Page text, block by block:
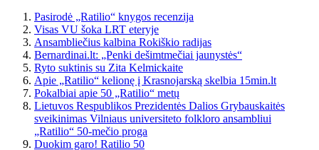
Pasirodė „Ratilio“ knygos recenzija
Visas VU šoka LRT eteryje
Ansambliečius kalbina Rokiškio radijas
Bernardinai.lt: „Penki dešimtmečiai jaunystės“
Ryto suktinis su Zita Kelmickaite
Apie „Ratilio“ kelionę į Krasnojarską skelbia 15min.lt
Pokalbiai apie 50 „Ratilio“ metų
Lietuvos Respublikos Prezidentės Dalios Grybauskaitės
sveikinimas Vilniaus universiteto folkloro ansambliui
„Ratilio“ 50-mečio proga
Duokim garo! Ratilio 50